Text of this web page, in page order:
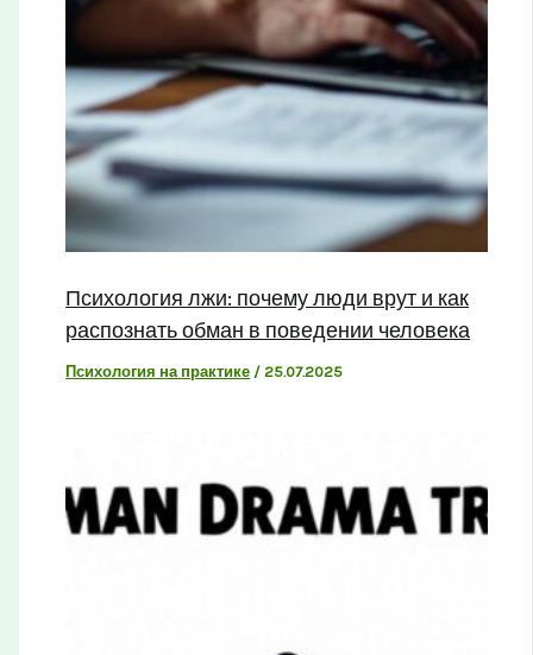
Психология лжи: почему люди врут и как
распознать обман в поведении человека
Психология на практике / 25.07.2025